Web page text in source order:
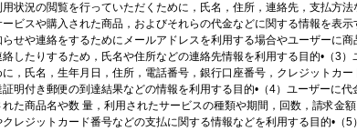
状況の閲覧を行っていただくために，氏名，住所，連絡先，支払方法
ービスや購入された商品，およびそれらの代金などに関する情報を表示
せや連絡をするためにメールアドレスを利用する場合やユーザーに
絡したりするため，氏名や住所などの連絡先情報を利用する目的•（3
に，氏名，生年月日，住所，電話番号，銀行口座番号，クレジットカ
明付き郵便の到達結果などの情報を利用する目的•（4）ユーザーに代
れた商品名や数 量，利用されたサービスの種類や期間，回数，請求金
クレジットカード番号などの支払に関する情報などを利用する目的•（5